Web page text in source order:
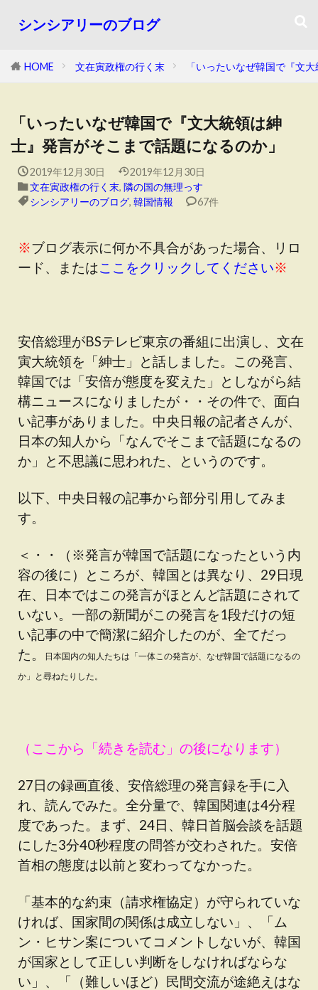
シンシアリーのブログ
HOME 文在寅政権の行く末 「いったいなぜ韓国で『文
「いったいなぜ韓国で『文大統領は紳
士』発言がそこまで話題になるのか」
2019年12月30日
2019年12月30日
文在寅政権の行く末, 隣の国の無理っす
シンシアリーのブログ, 韓国情報 67件
※ブログ表示に何か不具合があった場合、リロ
ード、またはここをクリックしてください※
安倍総理がBSテレビ東京の番組に出演し、文在
寅大統領を「紳士」と話しました。この発言、
韓国では「安倍が態度を変えた」としながら結
構ニュースになりましたが・・その件で、面白
い記事がありました。中央日報の記者さんが、
日本の知人から「なんでそこまで話題になるの
か」と不思議に思われた、というのです。
以下、中央日報の記事から部分引用してみま
す。
＜・・（※発言が韓国で話題になったという内
容の後に）ところが、韓国とは異なり、29日現
在、日本ではこの発言がほとんど話題にされて
いない。一部の新聞がこの発言を1段だけの短
い記事の中で簡潔に紹介したのが、全てだっ
た。
日本国内の知人たちは「一体この発言が、なぜ韓国で話題になるの
か」と尋ねたりした。
（ここから「続きを読む」の後になります）
27日の録画直後、安倍総理の発言録を手に入
れ、読んでみた。全分量で、韓国関連は4分程
度であった。まず、24日、韓日首脳会談を話題
にした3分40秒程度の問答が交わされた。安倍
首相の態度は以前と変わってなかった。
「基本的な約束（請求権協定）が守られていな
ければ、国家間の関係は成立しない」、「ム
ン・ヒサン案についてコメントしないが、韓国
が国家として正しい判断をしなければならな
い」、「（難しいほど）民間交流が途絶えはな